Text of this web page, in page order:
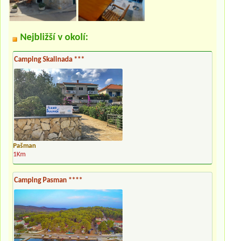
Nejbližší v okolí:
Camping Skalinada ***
Pašman
1Km
Camping Pasman ****